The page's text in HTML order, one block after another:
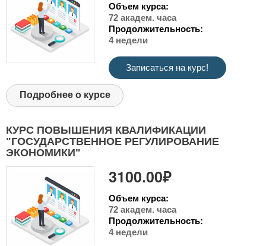
Объем курса:
72 академ. часа
Продолжительность:
4 недели
Записаться на курс!
Подробнее о курсе
КУРС ПОВЫШЕНИЯ КВАЛИФИКАЦИИ
"ГОСУДАРСТВЕННОЕ РЕГУЛИРОВАНИЕ
ЭКОНОМИКИ"
3100.00₽
Объем курса:
72 академ. часа
Продолжительность:
4 недели